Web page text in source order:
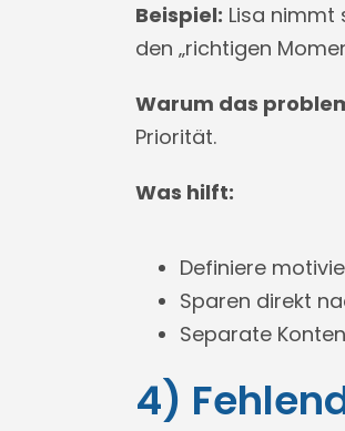
Beispiel: Lisa nimmt
den „richtigen
Warum das
Priorität.
Was hilft:
Definiere
Sparen direkt
Separate
4)